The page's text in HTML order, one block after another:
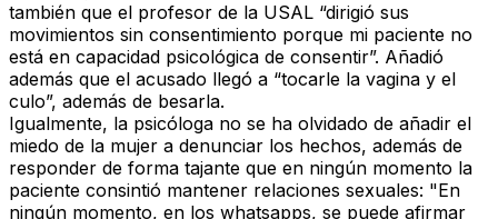
también que el profesor de la USAL “dirigió sus
movimientos sin consentimiento porque mi paciente no
está en capacidad psicológica de consentir”. Añadió
además que el acusado llegó a “tocarle la vagina y el
culo”, además de besarla.
Igualmente, la psicóloga no se ha olvidado de añadir el
miedo de la mujer a denunciar los hechos, además de
responder de forma tajante que en ningún momento la
paciente consintió mantener relaciones sexuales: "En
ningún momento, en los whatsapps, se puede afirmar